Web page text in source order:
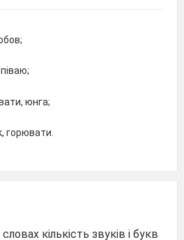
юнга;
горювати.
кількість звуків і букв